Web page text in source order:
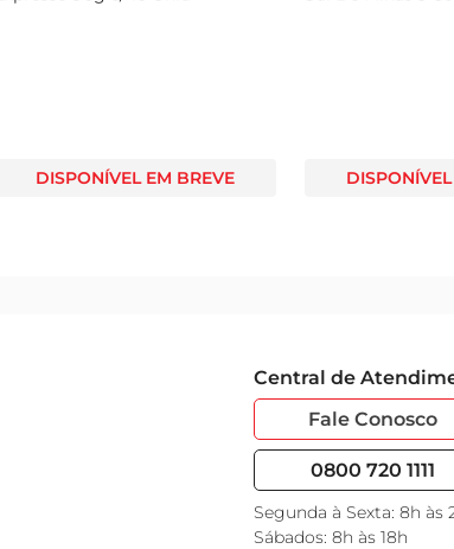
DISPONÍVEL EM BREVE
Central de
Fale Conosco
0800 720 1111
Segunda à Sexta: 8h às
Sábados: 8h às 18h